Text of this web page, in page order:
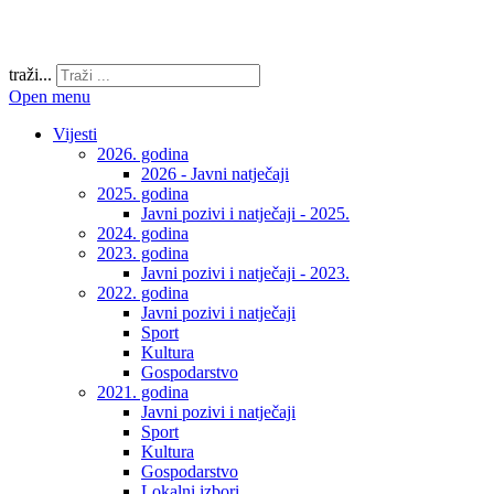
traži...
Open menu
Vijesti
2026. godina
2026 - Javni natječaji
2025. godina
Javni pozivi i natječaji - 2025.
2024. godina
2023. godina
Javni pozivi i natječaji - 2023.
2022. godina
Javni pozivi i natječaji
Sport
Kultura
Gospodarstvo
2021. godina
Javni pozivi i natječaji
Sport
Kultura
Gospodarstvo